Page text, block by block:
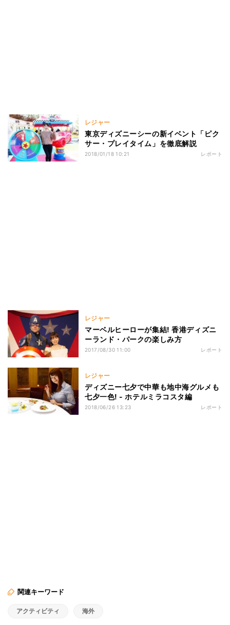
レジャー
東京ディズニーシーの新イベント「ピク
サー・プレイタイム」を徹底解説
2018/01/18 10:21 レポート
レジャー
マーベルヒーローが集結! 香港ディズニ
ーランド・パークの楽しみ方
2017/08/30 11:00 レポート
レジャー
ディズニー七夕で中華も地中海グルメも
七夕一色! - ホテルミラコスタ編
2018/06/26 13:23 レポート
関連キーワード
アクティビティ 海外